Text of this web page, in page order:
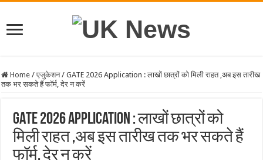
Home / एजुकेशन / GATE 2026 Application : लाखों छात्रों को मिली राहत ,अब इस तारीख
तक भर सकते हैं फॉर्म, देर न करें
GATE 2026 Application : लाखों छात्रों को
मिली राहत ,अब इस तारीख तक भर सकते हैं
फॉर्म, देर न करें